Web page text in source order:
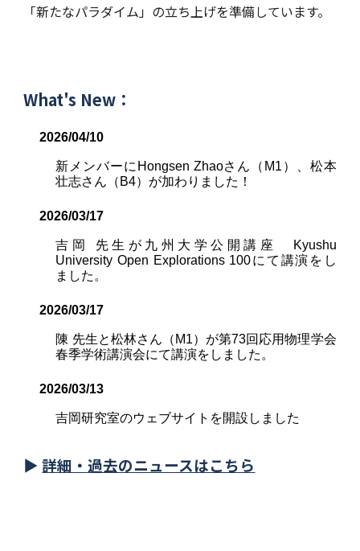
「新たなパラダイム」の立ち上げを準備しています。
What's New：
2026/04/10
新メンバーにHongsen Zhaoさん（M1）、松本
壮志さん（B4）が加わりました！
2026/03/17
吉岡 先生が 九州大学公開講座 Kyushu
University Open Explorations 100にて講演をし
ました。
2026/03/17
陳 先生と松林さん（M1）が第73回応用物理学会
春季学術講演会にて講演をしました。
2026/03/13
吉岡研究室のウェブサイトを開設しました
▶ 詳細・過去のニュースはこちら